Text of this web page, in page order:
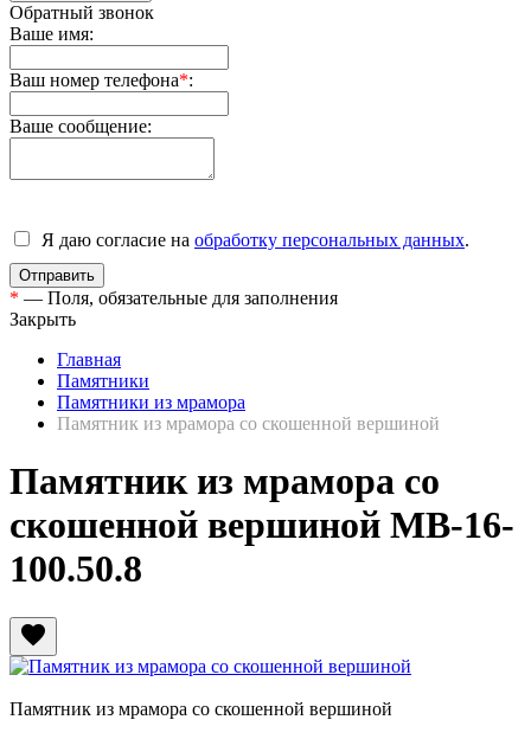
Обратный звонок
Ваше имя:
Ваш номер телефона*:
Ваше сообщение:
Я даю согласие на обработку персональных данных.
* — Поля, обязательные для заполнения
Закрыть
Главная
Памятники
Памятники из мрамора
Памятник из мрамора со скошенной вершиной
Памятник из мрамора со
скошенной вершиной МВ-16-
100.50.8
favorite
Памятник из мрамора со скошенной вершиной